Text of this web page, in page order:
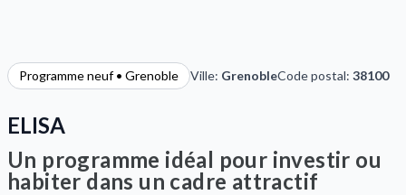
Programme neuf • Grenoble Ville: GrenobleCode postal: 38100
ELISA
Un programme idéal pour investir ou
habiter dans un cadre attractif